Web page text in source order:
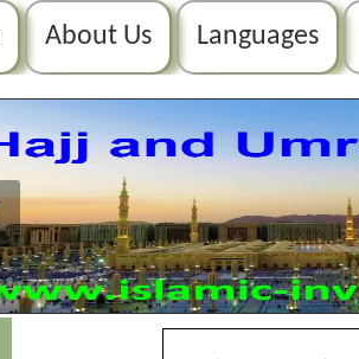
About Us Languages